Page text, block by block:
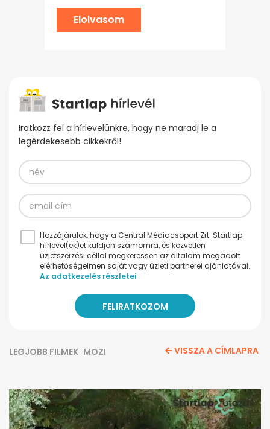
Elolvasom
Iratkozz fel a hírlevelünkre, hogy ne maradj le a
legérdekesebb cikkekről!
Hozzájárulok, hogy a Central Médiacsoport Zrt. Startlap
hírlevel(ek)et küldjön számomra, és közvetlen
üzletszerzési céllal megkeressen az általam megadott
elérhetőségeimen saját vagy üzleti partnerei ajánlatával.
Az adatkezelés részletei
LEGJOBB FILMEK MOZI VISSZA A CÍMLAPRA